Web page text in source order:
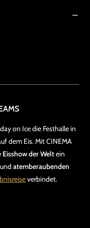
on Ice die Festhalle in
dem Eis. Mit CINEMA
der Weltein
atemberaubenden
verbindet.